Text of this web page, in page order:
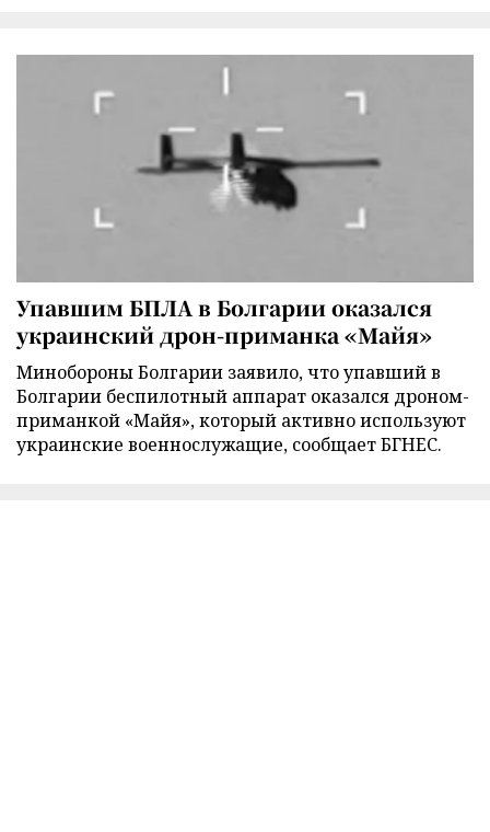
Упавшим БПЛА в Болгарии оказался
украинский дрон-приманка «Майя»
Минобороны Болгарии заявило, что упавший в
Болгарии беспилотный аппарат оказался дроном-
приманкой «Майя», который активно используют
украинские военнослужащие, сообщает БГНЕС.